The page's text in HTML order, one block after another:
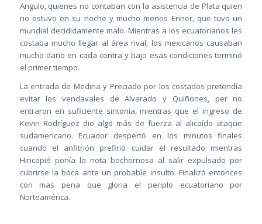
Angulo, quienes no contaban con la asistencia de Plata quien
no estuvo en su noche y mucho menos Enner, que tuvo un
mundial decididamente malo. Mientras a los ecuatorianos les
costaba mucho llegar al área rival, los mexicanos causaban
mucho daño en cada contra y bajo esas condiciones terminó
el primer tiempo.
La entrada de Medina y Preciado por los costados pretendía
evitar los vendavales de Alvarado y Quiñones, per no
entraron en suficiente sintonía, mientras que el ingreso de
Kevin Rodríguez dio algo más de fuerza al alicaído ataque
sudamericano. Ecuador despertó en los minutos finales
cuando el anfitrión prefirió cuidar el resultado mientras
Hincapié ponía la nota bochornosa al salir expulsado por
cubrirse la boca ante un probable insulto. Finalizó entonces
con mas pena que gloria el periplo ecuatoriano por
Norteamérica.